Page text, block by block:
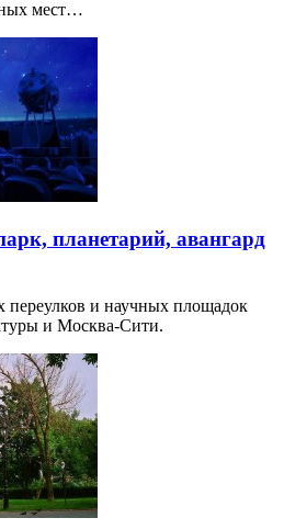
мест…
планетарий, авангард
переулков и научных площадок
и Москва-Сити.